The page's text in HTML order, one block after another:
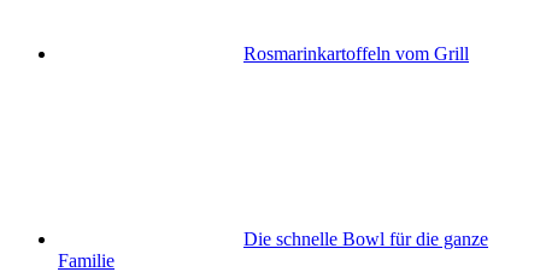
Rosmarinkartoffeln vom Grill
Die schnelle Bowl für die ganze
Familie